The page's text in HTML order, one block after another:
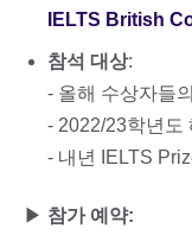
IELTS British
참석 대상:
- 올해 수상자들
- 2022/23학년도
- 내년 IELTS
▶ 참가 예약: